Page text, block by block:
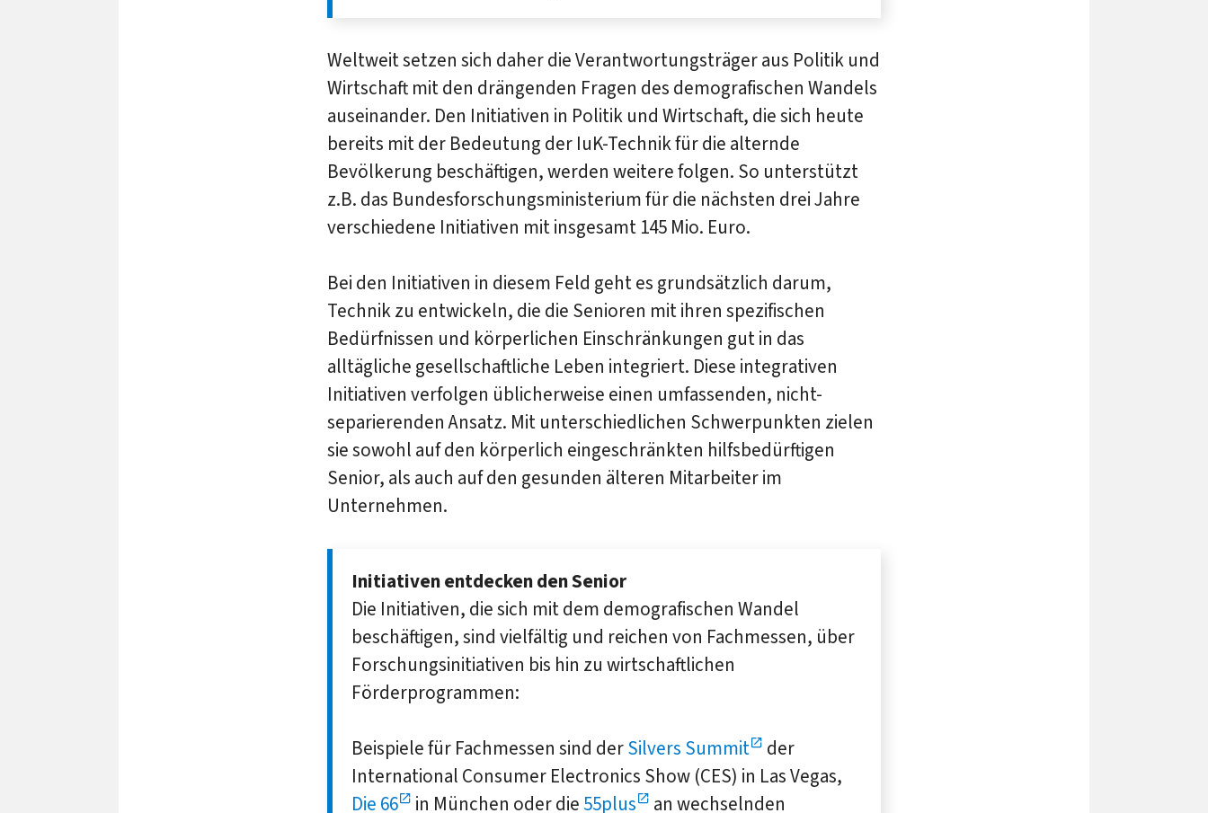
Weltweit setzen sich daher die Verantwortungsträger aus Politik und
Wirtschaft mit den drängenden Fragen des demografischen Wandels
auseinander. Den Initiativen in Politik und Wirtschaft, die sich heute
bereits mit der Bedeutung der IuK-Technik für die alternde
Bevölkerung beschäftigen, werden weitere folgen. So unterstützt
z.B. das Bundesforschungsministerium für die nächsten drei Jahre
verschiedene Initiativen mit insgesamt 145 Mio. Euro.
Bei den Initiativen in diesem Feld geht es grundsätzlich darum,
Technik zu entwickeln, die die Senioren mit ihren spezifischen
Bedürfnissen und körperlichen Einschränkungen gut in das
alltägliche gesellschaftliche Leben integriert. Diese integrativen
Initiativen verfolgen üblicherweise einen umfassenden, nicht-
separierenden Ansatz. Mit unterschiedlichen Schwerpunkten zielen
sie sowohl auf den körperlich eingeschränkten hilfsbedürftigen
Senior, als auch auf den gesunden älteren Mitarbeiter im
Unternehmen.
Initiativen entdecken den Senior
Die Initiativen, die sich mit dem demografischen Wandel
beschäftigen, sind vielfältig und reichen von Fachmessen, über
Forschungsinitiativen bis hin zu wirtschaftlichen
Förderprogrammen:
Beispiele für Fachmessen sind derSilvers Summit
der
International Consumer Electronics Show (CES) in Las Vegas,
Die 66
in München oder die 55plus an wechselnden